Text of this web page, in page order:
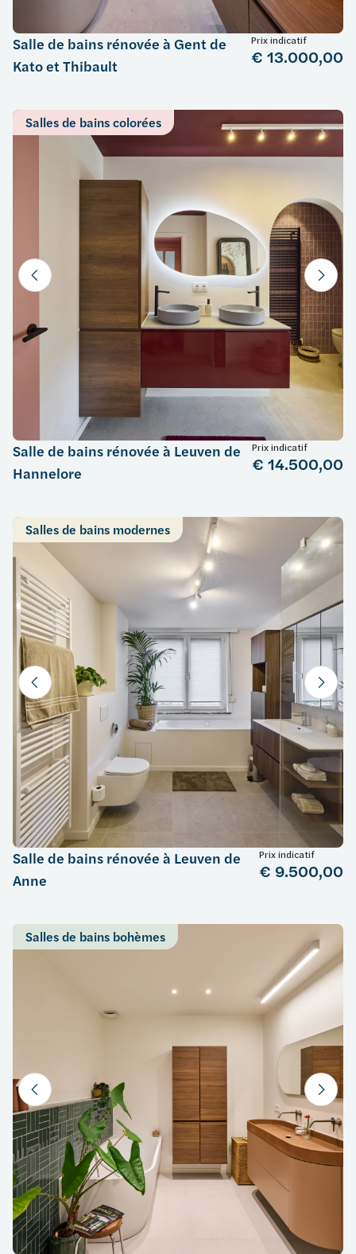
Salle de bains rénovée à Gent de
Kato et Thibault
Prix indicatif
€ 13.000,00
Salles de bains colorées
Salle de bains rénovée à Leuven de
Hannelore
Prix indicatif
€ 14.500,00
Salles de bains modernes
Salle de bains rénovée à Leuven de
Anne
Prix indicatif
€ 9.500,00
Salles de bains bohèmes